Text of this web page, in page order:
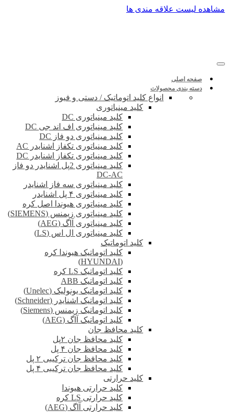
پرش
مشاهده لیست علاقه مندی ها
صفحه اصلی
دسته بندی محصولات
انواع کلید اتوماتیک / دستی و فیوز
کلید مینیاتوری
کلید مینیاتوری DC
کلید مینیاتوری اف اند جی DC
کلید مینیاتوری دو فاز DC
کلید مینیاتوری تکفاز اشنایدر AC
کلید مینیاتوری تکفاز اشنایدر DC
کلید مینیاتوری 2پل اشنایدر دو فاز
DC-AC
کلید مینیاتوری سه فاز اشنایدر
کلید مینیاتوری ۴ پل اشنایدر
کلید مینیاتوری هیوندا اصل کره
کلید مینیاتوری زیمنس (SIEMENS)
کلید مینیاتوری آاگ (AEG)
کلید مینیاتوری ال اس (LS)
کلید اتوماتیک
کلید اتوماتیک هیوندا کره
(HYUNDAI)
کلید اتوماتیک LS کره
کلید اتوماتیک ABB
کلید اتوماتیک یونولیک (Unelec)
کلید اتوماتیک اشنایدر (Schneider)
کلید اتوماتیک زیمنس (Siemens)
کلید اتوماتیک آاگ (AEG)
کلید محافظ جان
کلید محافظ جان ۲پل
کلید محافظ جان ۴ پل
کلید محافظ جان ترکیبی ۲ پل
کلید محافظ جان ترکیبی ۴ پل
کلید حرارتی
کلید حرارتی هیوندا
کلید حرارتی LS کره
کلید حرارتی آاگ (AEG)